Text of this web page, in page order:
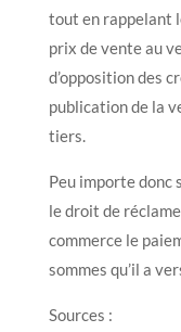
tout en rappelant
prix de vente au
d’opposition des
publication de la
tiers.
Peu importe donc
le droit de
commerce le
sommes qu’il a
Sources :